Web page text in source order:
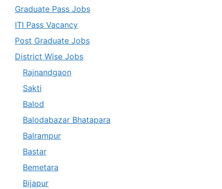
Graduate Pass Jobs
ITI Pass Vacancy
Post Graduate Jobs
District Wise Jobs
Rajnandgaon
Sakti
Balod
Balodabazar Bhatapara
Balrampur
Bastar
Bemetara
Bijapur